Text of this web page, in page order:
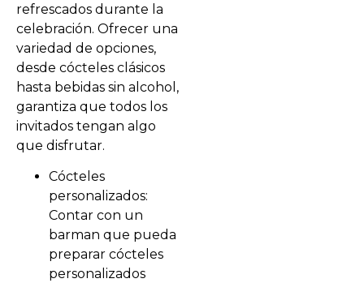
refrescados durante la
celebración. Ofrecer una
variedad de opciones,
desde cócteles clásicos
hasta bebidas sin alcohol,
garantiza que todos los
invitados tengan algo
que disfrutar.
Cócteles
personalizados:
Contar con un
barman que pueda
preparar cócteles
personalizados